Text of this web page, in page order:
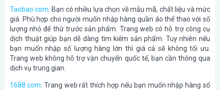
Taobao.com: Bạn có nhiều lựa chọn về mẫu mã, chất liệu và mức
giá. Phù hợp cho người muốn nhập hàng quần áo thể thao với số
lượng nhỏ để thử trước sản phẩm. Trang web có hỗ trợ công cụ
dịch thuật giúp bạn dễ dàng tìm kiếm sản phẩm. Tuy nhiên nếu
bạn muốn nhập số lượng hàng lớn thì giá cả sẽ không tối ưu.
Trang web không hỗ trợ vận chuyển quốc tế, bạn cần thông qua
dịch vụ trung gian.
1688.com: Trang web rất thích hợp nếu bạn muốn nhập hàng số